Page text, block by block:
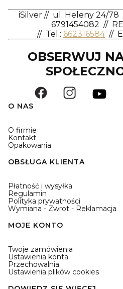
iSilver // ul. Heleny 24/78
6791454082 //
// Tel.: 662316584 //
OBSERWUJ
O NAS
O firmie
Kontakt
Opakowania
OBSŁUGA KLIENTA
Płatność i wysyłka
Regulamin
Polityka prywatności
Wymiana - Zwrot - Reklamacja
MOJE KONTO
Twoje zamówienia
Ustawienia konta
Przechowalnia
Ustawienia plików cookies